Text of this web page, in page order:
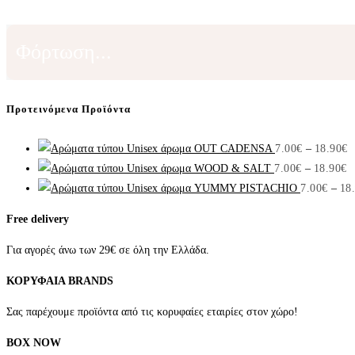
Προτεινόμενα Προϊόντα
Unisex άρωμα OUT CADENSA 7.00€ – 18.90€
Unisex άρωμα WOOD & SALT 7.00€ – 18.90€
Unisex άρωμα YUMMY PISTACHIO 7.00€ –
Free delivery
Για αγορές άνω των 29€ σε όλη την Ελλάδα.
ΚΟΡΥΦΑΙΑ BRANDS
Σας παρέχουμε προϊόντα από τις κορυφαίες εταιρίες στον χώρο!
BOX NOW